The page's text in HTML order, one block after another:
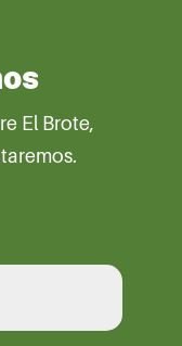
El Brote,
vacío.